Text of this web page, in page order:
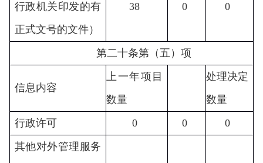
行政机关印发的有
正式文号的文件）
38 0 0
第二十条第（五）项
信息内容
上一年项目
数量
处理决定
数量
行政许可
0 0
0
其他对外管理服务